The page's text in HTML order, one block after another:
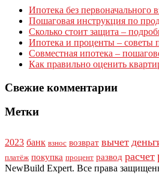
Ипотека без
Пошаговая инструкция по
Сколько стоит защита –
Ипотека и проценты – советы
Совместная ипотека –
Как правильно оценить
Свежие комментарии
Метки
2023 банк взнос возврат вычет
платёж покупка процент развод расчет
NewBuild Expert. Все права